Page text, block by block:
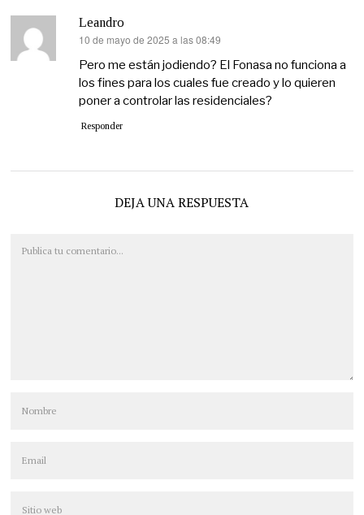
Leandro
dice:
10 de mayo de 2025 a las 08:49
Pero me están jodiendo? El Fonasa no funciona a
los fines para los cuales fue creado y lo quieren
poner a controlar las residenciales?
Responder
DEJA UNA RESPUESTA